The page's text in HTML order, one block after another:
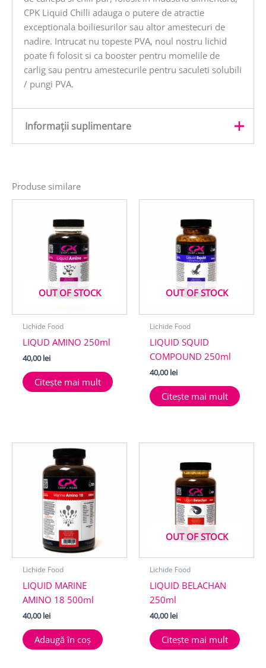
CPK Liquid Chilli adauga o putere de atractie
exceptionala boiliesurilor sau altor amestecuri de
nadire. Intrucat nu topeste PVA, noul nostru lichid
poate fi folosit si ca booster pentru momelile de
carlig sau pentru amestecurile pentru saculeti solubili
/ pungi PVA.
Informații suplimentare
Produse similare
OUT OF STOCK
Lichide Food
LIQUD AMINO 250ml
40,00lei
Citește mai mult
OUT OF STOCK
Lichide Food
LIQUID SQUID
COMPOUND 250ml
40,00lei
Citește mai mult
Lichide Food
LIQUID MARINE
AMINO 18 500ml
40,00lei
Adaugă în coș
OUT OF STOCK
Lichide Food
LIQUID BELACHAN
250ml
40,00lei
Citește mai mult